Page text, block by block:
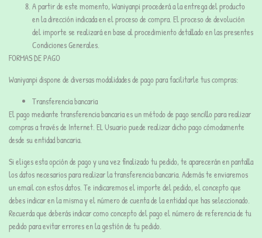
A partir de este momento, Waniyanpi procederá a la entrega del producto
en la dirección indicada en el proceso de compra. El proceso de devolución
del importe se realizará en base al procedimiento detallado en las presentes
Condiciones Generales.
FORMAS DE PAGO
Waniyanpi dispone de diversas modalidades de pago para facilitarle tus compras:
Transferencia bancaria
El pago mediante transferencia bancaria es un método de pago sencillo para realizar
compras a través de Internet. EL Usuario puede realizar dicho pago cómodamente
desde su entidad bancaria.
Si eliges esta opción de pago y una vez finalizado tu pedido, te aparecerán en pantalla
los datos necesarios para realizar la transferencia bancaria. Además te enviaremos
un email con estos datos. Te indicaremos el importe del pedido, el concepto que
debes indicar en la misma y el número de cuenta de la entidad que has seleccionado.
Recuerda que deberás indicar como concepto del pago el número de referencia de tu
pedido para evitar errores en la gestión de tu pedido.